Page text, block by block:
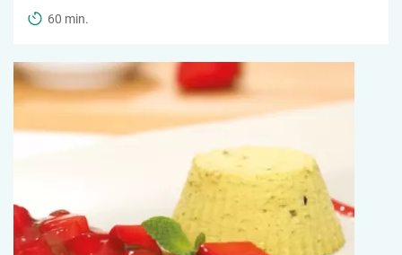
60 min.